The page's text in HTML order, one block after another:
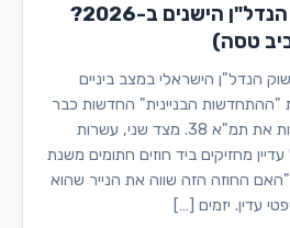
בגורלם של הסכמי הנדל"ן הישנים ב-2026?
טסה)
את שוק הנדל"ן הישראלי במצב ביניים
"ההתחדשות הבניינית" החדשות כבר
רצות בערים רבות ומחליפות את תמ"א 38. מצד שני, עשרות
מחזיקים ביד חוזים חתומים משנת
ותוהים: "האם החוזה הזה שווה את הנייר שהוא
עדין. יזמים […]